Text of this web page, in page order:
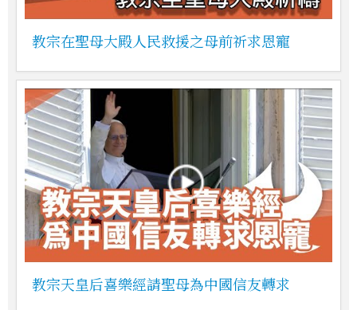
教宗在聖母大殿人民救援之母前祈求恩寵
教宗天皇后喜樂經請聖母為中國信友轉求